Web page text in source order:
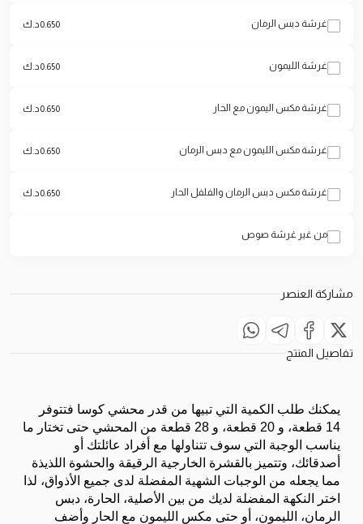
غرشة دبس الرمان 0.650د.ك
غرشة الليمون 0.650د.ك
غرشة مكس اليمون مع الحار 0.650د.ك
غرشة مكس الليمون مع دبس الرمان 0.650د.ك
غرشة مكس دبس الرمان والفلفل الحار 0.650د.ك
من غير غرشة صوص
مشاركة العنصر
تفاصيل المنتج